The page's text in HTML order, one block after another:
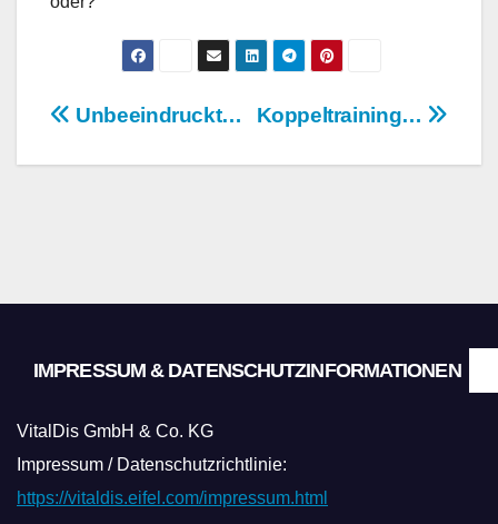
Beitragsnavigation
Koppeltraining…
Unbeeindruckt…
IMPRESSUM & DATENSCHUTZINFORMATIONEN
VitalDis GmbH & Co. KG
Impressum / Datenschutzrichtlinie:
https://vitaldis.eifel.com/impressum.html